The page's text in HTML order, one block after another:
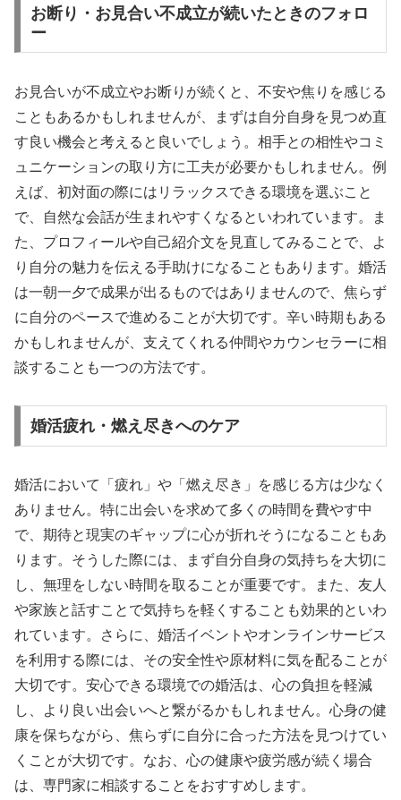
お断り・お見合い不成立が続いたときのフォロ
ー
お見合いが不成立やお断りが続くと、不安や焦りを感じる
こともあるかもしれませんが、まずは自分自身を見つめ直
す良い機会と考えると良いでしょう。相手との相性やコミ
ュニケーションの取り方に工夫が必要かもしれません。例
えば、初対面の際にはリラックスできる環境を選ぶこと
で、自然な会話が生まれやすくなるといわれています。ま
た、プロフィールや自己紹介文を見直してみることで、よ
り自分の魅力を伝える手助けになることもあります。婚活
は一朝一夕で成果が出るものではありませんので、焦らず
に自分のペースで進めることが大切です。辛い時期もある
かもしれませんが、支えてくれる仲間やカウンセラーに相
談することも一つの方法です。
婚活疲れ・燃え尽きへのケア
婚活において「疲れ」や「燃え尽き」を感じる方は少なく
ありません。特に出会いを求めて多くの時間を費やす中
で、期待と現実のギャップに心が折れそうになることもあ
ります。そうした際には、まず自分自身の気持ちを大切に
し、無理をしない時間を取ることが重要です。また、友人
や家族と話すことで気持ちを軽くすることも効果的といわ
れています。さらに、婚活イベントやオンラインサービス
を利用する際には、その安全性や原材料に気を配ることが
大切です。安心できる環境での婚活は、心の負担を軽減
し、より良い出会いへと繋がるかもしれません。心身の健
康を保ちながら、焦らずに自分に合った方法を見つけてい
くことが大切です。なお、心の健康や疲労感が続く場合
は、専門家に相談することをおすすめします。